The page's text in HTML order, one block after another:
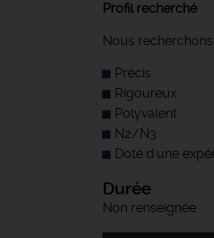
Profil recherché
Nous
Précis
Rigoureux
Polyvalent
N2/N3
Doté d'une
Durée
Non renseignée